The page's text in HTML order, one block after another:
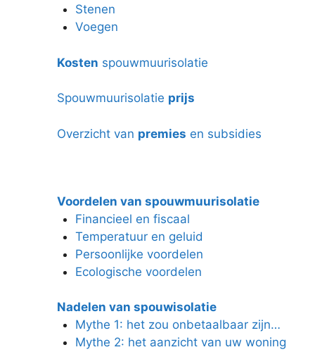
Stenen
Voegen
Kosten spouwmuurisolatie
Spouwmuurisolatie prijs
Overzicht van premies en subsidies
Voordelen van spouwmuurisolatie
Financieel en fiscaal
Temperatuur en geluid
Persoonlijke voordelen
Ecologische voordelen
Nadelen van spouwisolatie
Mythe 1: het zou onbetaalbaar zijn…
Mythe 2: het aanzicht van uw woning